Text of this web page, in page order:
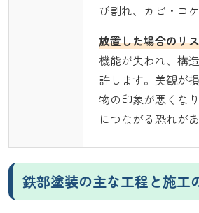
び割れ、カビ・コケ
放置した場合のリ
機能が失われ、構
許します。美観が
物の印象が悪くな
につながる恐れが
鉄部塗装の主な工程と施工